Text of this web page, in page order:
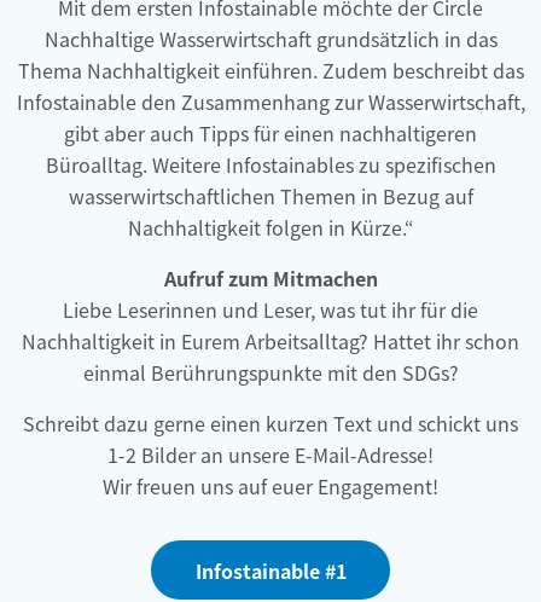
Mit dem ersten Infostainable möchte der Circle
Nachhaltige Wasserwirtschaft grundsätzlich in das
Thema Nachhaltigkeit einführen. Zudem beschreibt das
Infostainable den Zusammenhang zur Wasserwirtschaft,
gibt aber auch Tipps für einen nachhaltigeren
Büroalltag. Weitere Infostainables zu spezifischen
wasserwirtschaftlichen Themen in Bezug auf
Nachhaltigkeit folgen in Kürze.“
Aufruf zum Mitmachen
Liebe Leserinnen und Leser, was tut ihr für die
Nachhaltigkeit in Eurem Arbeitsalltag? Hattet ihr schon
einmal Berührungspunkte mit den SDGs?
Schreibt dazu gerne einen kurzen Text und schickt uns
1-2 Bilder an unsere E-Mail-Adresse!
Wir freuen uns auf euer Engagement!
Infostainable #1